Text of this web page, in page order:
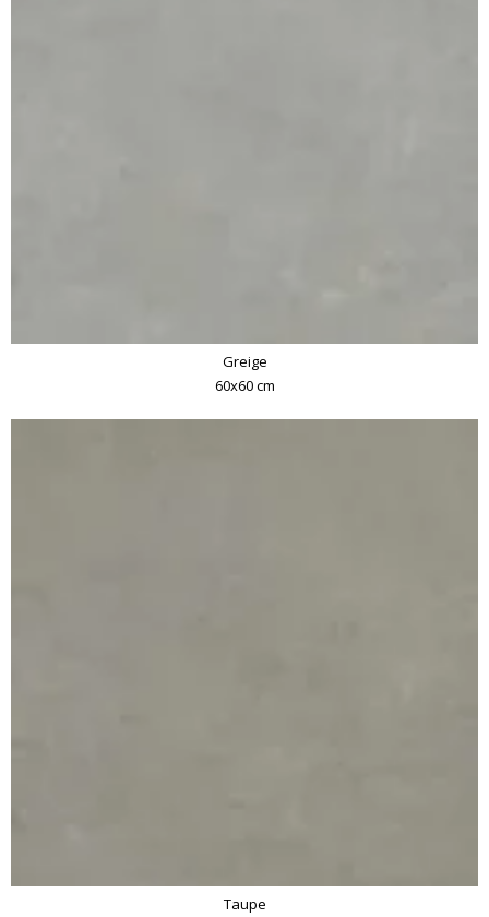
Greige
60x60 cm
Taupe